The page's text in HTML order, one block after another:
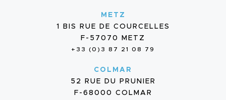
METZ
1 BIS RUE DE COURCELLES
F-57070 METZ
+33 (0)3 87 21 08 79
COLMAR
52 RUE DU PRUNIER
F-68000 COLMAR